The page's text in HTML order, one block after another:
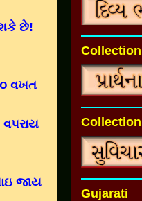
છે!
વખત
જાય
Collection
Collection
Gujarati